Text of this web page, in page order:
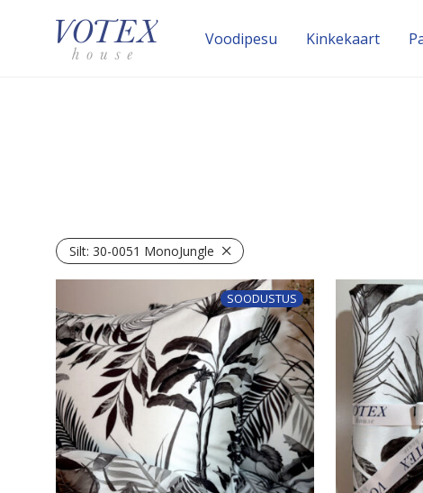
Voodipesu Kinke­kaart
Silt: 30-0051 MonoJungle
SOODUSTUS